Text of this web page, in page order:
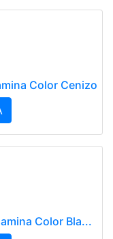
Color Cenizo
Color Bla...